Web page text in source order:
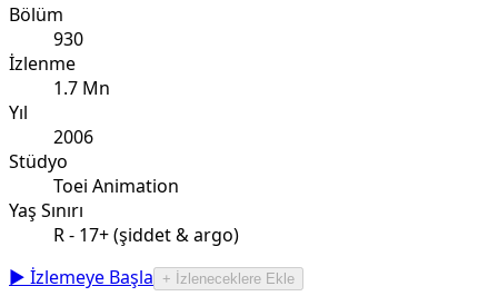
Bölüm
930
İzlenme
1.7 Mn
Yıl
2006
Stüdyo
Toei Animation
Yaş Sınırı
R - 17+ (şiddet & argo)
▶ İzlemeye Başla
+ İzleneceklere Ekle